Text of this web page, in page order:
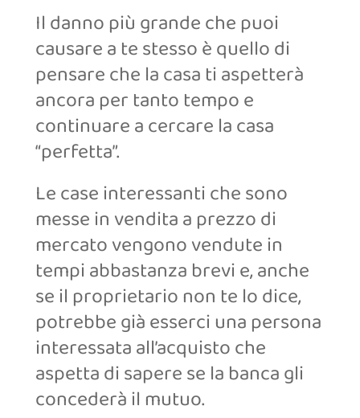
Il danno più grande che puoi
causare a te stesso è quello di
pensare che la casa ti aspetterà
ancora per tanto tempo e
continuare a cercare la casa
“perfetta”.
Le case interessanti che sono
messe in vendita a prezzo di
mercato vengono vendute in
tempi abbastanza brevi e, anche
se il proprietario non te lo dice,
potrebbe già esserci una persona
interessata all’acquisto che
aspetta di sapere se la banca gli
concederà il mutuo.